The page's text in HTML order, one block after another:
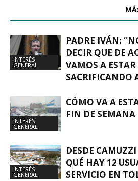
INTERÉS
GENERAL
PADRE IVÁN:
DECIR QUE DE
VAMOS A
SACRIFICANDO
INTERÉS
GENERAL
CÓMO VA A
FIN DE SEMANA
INTERÉS
GENERAL
DESDE
QUÉ HAY 12
SERVICIO EN